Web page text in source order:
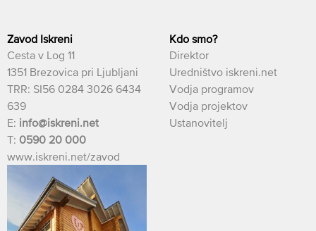
Zavod Iskreni
Cesta v Log 11
1351 Brezovica pri Ljubljani
TRR: SI56 0284 3026 6434
639
E: info@iskreni.net
T: 0590 20 000
www.iskreni.net/zavod
Kdo smo?
Direktor
Uredništvo iskreni.net
Vodja programov
Vodja projektov
Ustanovitelj